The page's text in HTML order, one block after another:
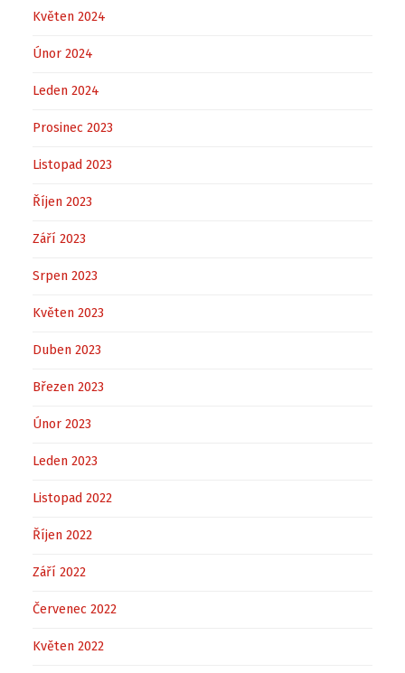
Květen 2024
Únor 2024
Leden 2024
Prosinec 2023
Listopad 2023
Říjen 2023
Září 2023
Srpen 2023
Květen 2023
Duben 2023
Březen 2023
Únor 2023
Leden 2023
Listopad 2022
Říjen 2022
Září 2022
Červenec 2022
Květen 2022